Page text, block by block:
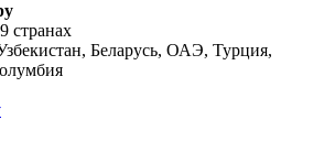
странах
Беларусь, ОАЭ, Турция,